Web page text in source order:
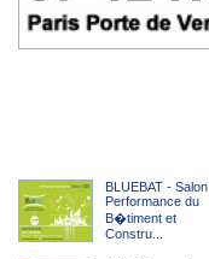
BLUEBAT - Salon
Performance du
B�timent et
Constru...